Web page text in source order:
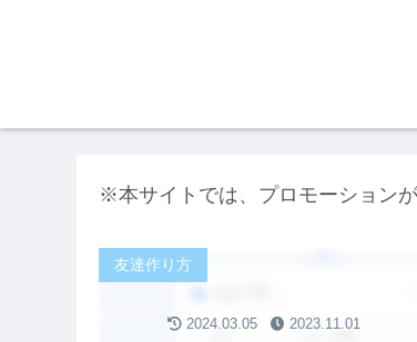
※本サイトでは、プロモーションが
友達作り方
2024.03.05 2023.11.01